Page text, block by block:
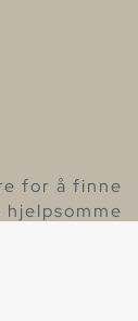
for å finne